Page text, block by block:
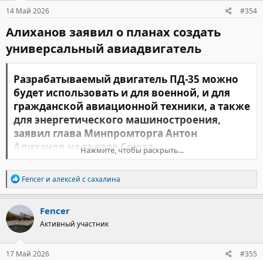
14 Май 2026 #354
Алиханов заявил о планах создать
универсальный авиадвигатель​
Разрабатываемый двигатель ПД-35 можно
будет использовать и для военной, и для
гражданской авиационной техники, а также
для энергетического машиностроения,
заявил глава Минпромторга Антон
Алиханов на съезде Союза
машиностроителей России.​
Алиханов заявил, что разрабатываемый двигатель ПД-35
гражданскую авиацию, передает
«Разрабатываемый двигатель ПД-35 также можно
использовать и под военную, и под гражданскую авиатехнику,
как мы надеемся, и для энергетического машиностроения», –
отметил министр.
Нажмите, чтобы раскрыть...
Р
е
а
к
ц
и
и
:
Fencer и алексей с сахалина
Fencer
Активный участник
17 Май 2026 #355